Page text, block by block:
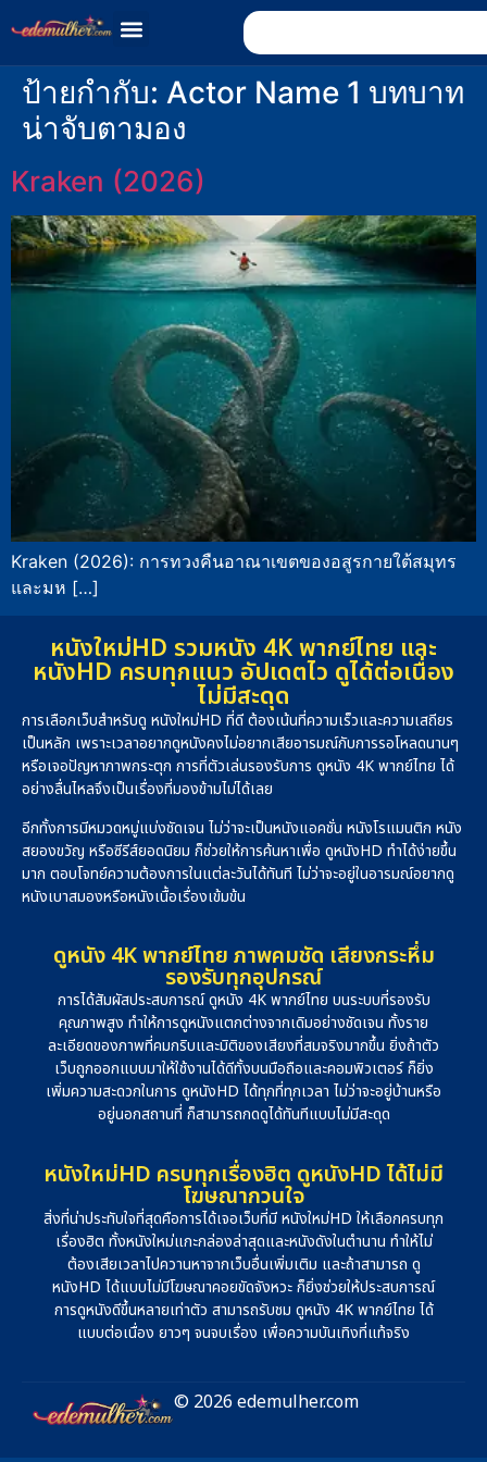
ป้ายกำกับ: Actor Name 1 บทบาท
น่าจับตามอง
Kraken (2026)
Kraken (2026): การทวงคืนอาณาเขตของอสูรกายใต้สมุทร
และมห […]
หนังใหม่HD รวมหนัง 4K พากย์ไทย และ
หนังHD ครบทุกแนว อัปเดตไว ดูได้ต่อเนื่อง
ไม่มีสะดุด
การเลือกเว็บสำหรับดู หนังใหม่HD ที่ดี ต้องเน้นที่ความเร็วและความเสถียร
เป็นหลัก เพราะเวลาอยากดูหนังคงไม่อยากเสียอารมณ์กับการรอโหลดนานๆ
หรือเจอปัญหาภาพกระตุก การที่ตัวเล่นรองรับการ ดูหนัง 4K พากย์ไทย ได้
อย่างลื่นไหลจึงเป็นเรื่องที่มองข้ามไม่ได้เลย
อีกทั้งการมีหมวดหมู่แบ่งชัดเจน ไม่ว่าจะเป็นหนังแอคชั่น หนังโรแมนติก หนัง
สยองขวัญ หรือซีรีส์ยอดนิยม ก็ช่วยให้การค้นหาเพื่อ ดูหนังHD ทำได้ง่ายขึ้น
มาก ตอบโจทย์ความต้องการในแต่ละวันได้ทันที ไม่ว่าจะอยู่ในอารมณ์อยากดู
หนังเบาสมองหรือหนังเนื้อเรื่องเข้มข้น
ดูหนัง 4K พากย์ไทย ภาพคมชัด เสียงกระหึ่ม
รองรับทุกอุปกรณ์
การได้สัมผัสประสบการณ์ ดูหนัง 4K พากย์ไทย บนระบบที่รองรับ
คุณภาพสูง ทำให้การดูหนังแตกต่างจากเดิมอย่างชัดเจน ทั้งราย
ละเอียดของภาพที่คมกริบและมิติของเสียงที่สมจริงมากขึ้น ยิ่งถ้าตัว
เว็บถูกออกแบบมาให้ใช้งานได้ดีทั้งบนมือถือและคอมพิวเตอร์ ก็ยิ่ง
เพิ่มความสะดวกในการ ดูหนังHD ได้ทุกที่ทุกเวลา ไม่ว่าจะอยู่บ้านหรือ
อยู่นอกสถานที่ ก็สามารถกดดูได้ทันทีแบบไม่มีสะดุด
หนังใหม่HD ครบทุกเรื่องฮิต ดูหนังHD ได้ไม่มี
โฆษณากวนใจ
สิ่งที่น่าประทับใจที่สุดคือการได้เจอเว็บที่มี หนังใหม่HD ให้เลือกครบทุก
เรื่องฮิต ทั้งหนังใหม่แกะกล่องล่าสุดและหนังดังในตำนาน ทำให้ไม่
ต้องเสียเวลาไปควานหาจากเว็บอื่นเพิ่มเติม และถ้าสามารถ ดู
หนังHD ได้แบบไม่มีโฆษณาคอยขัดจังหวะ ก็ยิ่งช่วยให้ประสบการณ์
การดูหนังดีขึ้นหลายเท่าตัว สามารถรับชม ดูหนัง 4K พากย์ไทย ได้
แบบต่อเนื่อง ยาวๆ จนจบเรื่อง เพื่อความบันเทิงที่แท้จริง
© 2026 edemulher.com